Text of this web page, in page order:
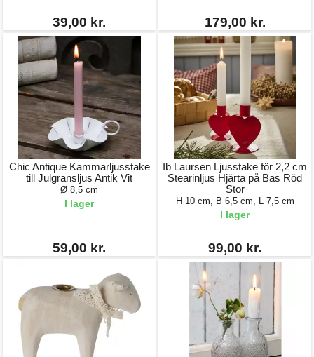
39,00 kr. 179,00 kr.
Chic Antique Kammarljusstake
till Julgransljus Antik Vit
Ø 8,5 cm
I lager
59,00 kr.
Ib Laursen Ljusstake för 2,2 cm
Stearinljus Hjärta på Bas Röd
Stor
H 10 cm, B 6,5 cm, L 7,5 cm
I lager
99,00 kr.